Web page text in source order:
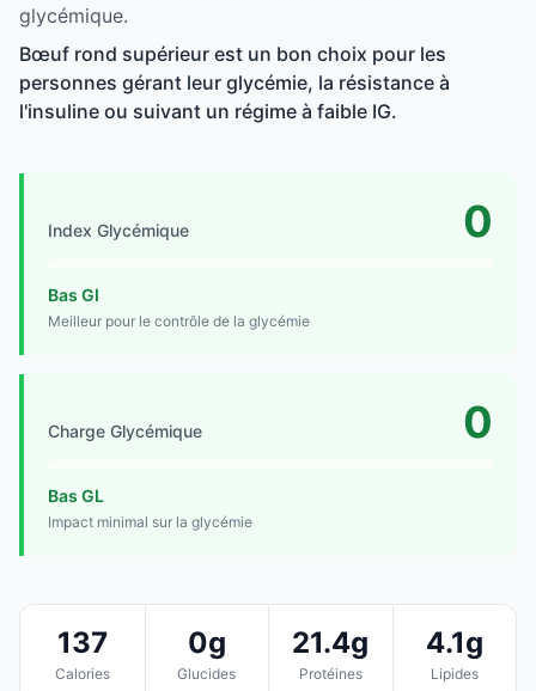
glycémique.
Bœuf rond supérieur est un bon choix pour les
personnes gérant leur glycémie, la résistance à
l'insuline ou suivant un régime à faible IG.
Index Glycémique 0
Bas GI
Meilleur pour le contrôle de la glycémie
Charge Glycémique 0
Bas GL
Impact minimal sur la glycémie
137
Calories
0g
Glucides
21.4g
Protéines
4.1g
Lipides